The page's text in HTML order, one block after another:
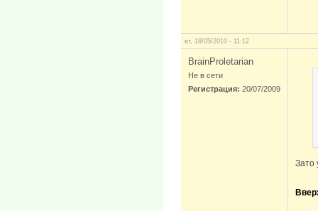
вт, 18/05/2010 - 11:12
BrainProletarian
Не в сети
Регистрация: 20/07/2009
Зато